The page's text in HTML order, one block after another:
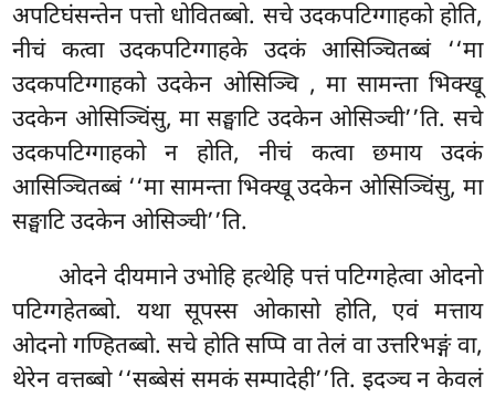
अपटिघंसन्तेन पत्तो धोवितब्बो. सचे उदकपटिग्गाहको होति,
नीचं कत्वा उदकपटिग्गाहके उदकं आसिञ्चितब्बं ‘‘मा
उदकपटिग्गाहको उदकेन ओसिञ्चि , मा सामन्ता भिक्खू
उदकेन ओसिञ्चिंसु, मा सङ्घाटि उदकेन ओसिञ्ची’’ति. सचे
उदकपटिग्गाहको न होति, नीचं कत्वा छमाय उदकं
आसिञ्चितब्बं ‘‘मा सामन्ता भिक्खू उदकेन ओसिञ्चिंसु, मा
सङ्घाटि उदकेन ओसिञ्ची’’ति.
ओदने दीयमाने उभोहि हत्थेहि पत्तं पटिग्गहेत्वा ओदनो
पटिग्गहेतब्बो. यथा सूपस्स ओकासो होति, एवं मत्ताय
ओदनो गण्हितब्बो. सचे होति सप्पि वा तेलं वा उत्तरिभङ्गं वा,
थेरेन वत्तब्बो ‘‘सब्बेसं समकं सम्पादेही’’ति. इदञ्च न केवलं